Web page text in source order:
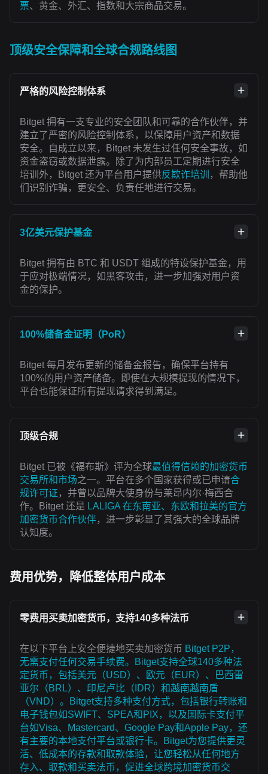
票、黄金、外汇、指数和大宗商品交易。
顶级安全保障和全球合规路线图
严格的风险控制体系
Bitget 拥有一支专业的安全团队和可靠的合作伙伴，并
建立了严密的风险控制体系，以保障用户资产和数据
安全。自成立以来，Bitget 未发生过任何安全事故，如
资金盗窃或数据泄露。除了为内部员工定期进行安全
培训外，Bitget 还为平台用户提供反欺诈培训
，帮助他
们识别诈骗，更安全、负责任地进行交易。
3亿美元保护基金
Bitget 拥有由 BTC 和 USDT 组成的特设保护基金，用
于应对极端情况，如黑客攻击，进一步加强对用户资
金的保护。
100%储备金证明（PoR）
Bitget 每月发布更新的储备金报告，确保平台持有
100%的用户资产储备。即使在大规模提现的情况下，
平台也能保证所有提现请求得到满足。
顶级合规
Bitget 已被《福布斯》评为全球最值得信赖的加密货币
交易所和市场之一。平台在多个国家获得或已申请合
规许可证 ，并曾以品牌大使身份与莱昂内尔·梅西合
作。Bitget 还是 LALIGA 在东南亚、东欧和拉美的官方
加密货币合作伙伴，进一步彰显了其强大的全球品牌
认知度。
费用优势，降低整体用户成本
零费用买卖加密货币，支持140多种法币
在以下平台上安全便捷地买卖加密货币 Bitget P2P，
无需支付任何交易手续费。Bitget支持全球140多种法
定货币，包括美元（USD）、欧元（EUR）、巴西雷
亚尔（BRL）、印尼卢比（IDR）和越南越南盾
（VND）。Bitget支持多种支付方式，包括银行转账和
电子钱包如SWIFT、SPEA和PIX，以及国际卡支付平
台如Visa、Mastercard、Google Pay和Apple Pay，还
有主要的本地支付平台或银行卡。Bitget为您提供更灵
活、低成本的存款和取款体验，让您轻松从任何地方
存入、取款和买卖法币，促进全球跨境加密货币交